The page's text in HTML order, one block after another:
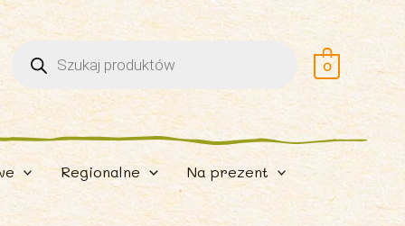
Wyszukiwarka
produktów 0
Regionalne Na prezent